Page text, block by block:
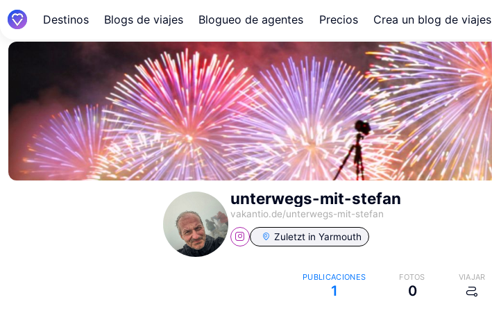
Destinos Blogs de viajes Blogueo de agentes Precios Crea un blog de viajes
unterwegs-mit-stefan
vakantio.de/unterwegs-mit-stefan
Zuletzt in Yarmouth
PUBLICACIONES
1
FOTOS
0
VIAJAR